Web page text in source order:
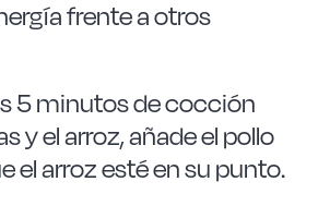
frente a otros
5 minutos de cocción
y el arroz, añade el pollo
el arroz esté en su punto.